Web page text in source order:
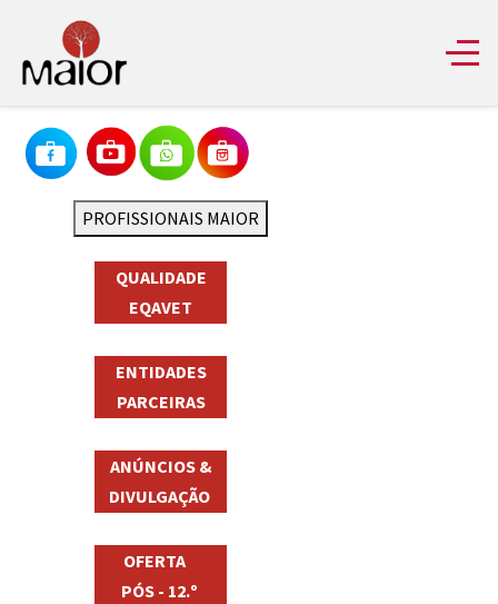
PROFISSIONAIS MAIOR
QUALIDADE
EQAVET
ENTIDADES
PARCEIRAS
ANÚNCIOS &
DIVULGAÇÃO
OFERTA
PÓS - 12.º